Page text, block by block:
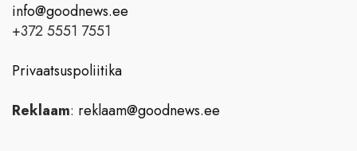
info@goodnews.ee
+372 5551 7551
Privaatsuspoliitika
Reklaam: reklaam@goodnews.ee